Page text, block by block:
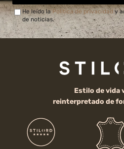
He leído laPolítica de privacidady
de noticias.
Estilo de vida
reinterpretado de